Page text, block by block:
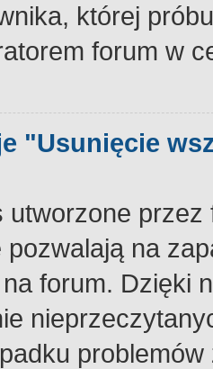
której
forum w
"Usunięcie
utworzone
pozwalają na
forum. Dzięki